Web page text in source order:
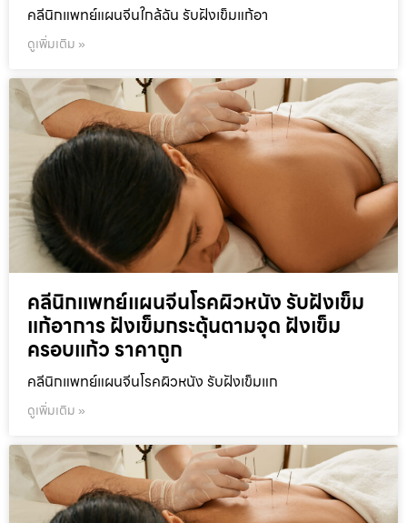
คลีนิกแพทย์แผนจีนใกล้ฉัน รับฝังเข็มแก้อา
ดูเพิ่มเติม »
คลีนิกแพทย์แผนจีนโรคผิวหนัง รับฝังเข็ม
แก้อาการ ฝังเข็มกระตุ้นตามจุด ฝังเข็ม
ครอบแก้ว ราคาถูก
คลีนิกแพทย์แผนจีนโรคผิวหนัง รับฝังเข็มแก
ดูเพิ่มเติม »